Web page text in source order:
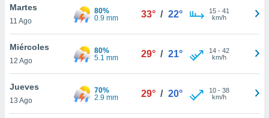
Martes
11 Ago
80%
0.9 mm
33° / 22° 15- 41
km/h
Miércoles
12 Ago
80%
5.1 mm
29° / 21° 14- 42
km/h
Jueves
13 Ago
70%
2.9 mm
29° / 20° 10- 38
km/h